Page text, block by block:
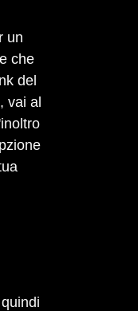
un
che
del
vai al